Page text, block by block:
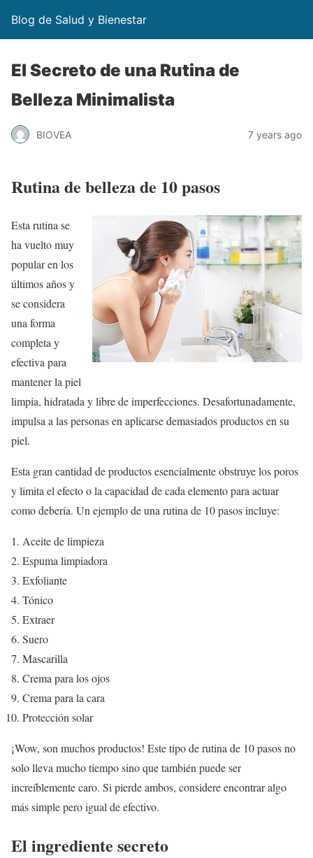
Blog de Salud y Bienestar
El Secreto de una Rutina de
Belleza Minimalista
BIOVEA 7 years ago
Rutina de belleza de 10 pasos
Esta rutina se
ha vuelto muy
popular en los
últimos años y
se considera
una forma
completa y
efectiva para
mantener la piel
limpia, hidratada y libre de imperfecciones. Desafortunadamente,
impulsa a las personas en aplicarse demasiados productos en su
piel.
Esta gran cantidad de productos esencialmente obstruye los poros
y limita el efecto o la capacidad de cada elemento para actuar
como debería. Un ejemplo de una rutina de 10 pasos incluye:
Aceite de limpieza
Espuma limpiadora
Exfoliante
Tónico
Extraer
Suero
Mascarilla
Crema para los ojos
Crema para la cara
Protección solar
¡Wow, son muchos productos! Este tipo de rutina de 10 pasos no
solo lleva mucho tiempo sino que también puede ser
increíblemente caro. Si pierde ambos, considere encontrar algo
más simple pero igual de efectivo.
El ingrediente secreto